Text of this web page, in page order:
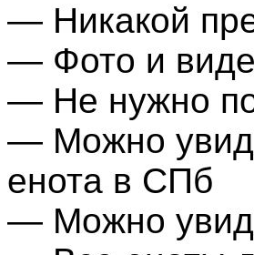
— Никакой
— Фото и
— Не нужно
— Можно
енота в СПб
— Можно